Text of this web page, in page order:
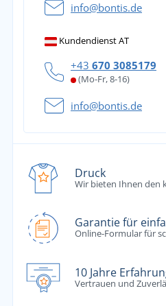
info@bontis.de
Kundendienst AT
+43 670 3085179
(Mo-Fr, 8-16)
info@bontis.de
Druck
Wir bieten Ihnen den
Garantie für
Online-Formular für
10 Jahre
Vertrauen und